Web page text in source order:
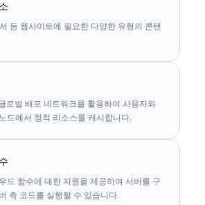
등 웹사이트에 필요한 다양한 유형의 콘텐
로벌 배포 네트워크를 활용하여 사용자와
드에서 정적 리소스를 캐시합니다.
드 함수에 대한 지원을 제공하여 서버를 구
측 코드를 실행할 수 있습니다.